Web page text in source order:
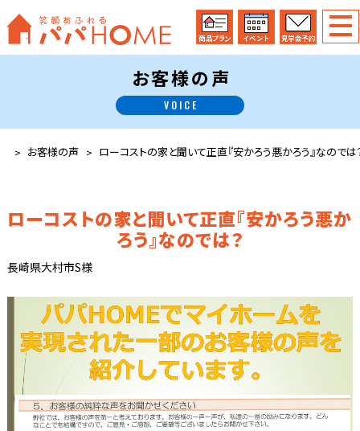
お客様の声
VOICE
お客様の声 ローコストの家と聞いて正直『安かろう悪かろう』なのでは
ローコストの家と聞いて正直『安かろう悪か
ろう』なのでは？
長崎県大村市S様